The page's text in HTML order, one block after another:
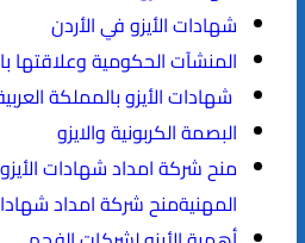
شهادات الأيزو في الأردن
المنشآت الحكومية وعلاقتها
شهادات الأيزو بالمملكة
البصمة الكربونية والايزو
منح شركة امداد شهادات
المهنيةمنح شركة امداد